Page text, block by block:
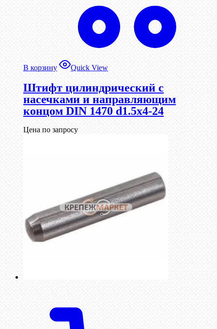
В корзину Quick View
Штифт цилиндрический с
насечками и направляющим
концом DIN 1470 d1.5х4-24
Цена по запросу